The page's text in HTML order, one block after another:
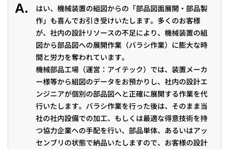
A.
はい、機械装置の組図からの「部品図面展開・部品製
作」も喜んでお引き受けいたします。多くのお客様
が、社内の設計リソースの不足により、機械装置の組
図から部品図への展開作業（バラシ作業）に膨大な時
間と労力を奪われています。
機械部品工場（運営：アイテック）では、装置メーカ
ー様等から組図のデータをお預かりし、社内の設計エ
ンジニアが個別の部品図へと正確に展開する作業を代
行いたします。バラシ作業を行った後は、そのまま当
社の社内設備での加工、もしくは最適な得意技術を持
つ協力企業への手配を行い、部品単体、あるいはアッ
センブリの状態で納品いたしますので、お客様の設計